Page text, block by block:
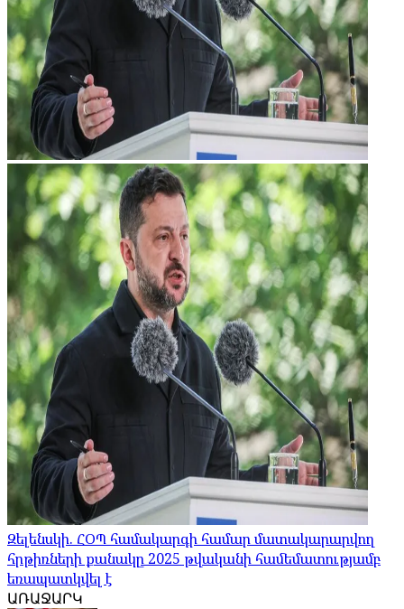
Զելենսկի. ՀՕՊ համակարգի համար մատակարարվող
հրթիռների քանակը 2025 թվականի համեմատությամբ
եռապատկվել է
ԱՌԱՋԱՐԿ